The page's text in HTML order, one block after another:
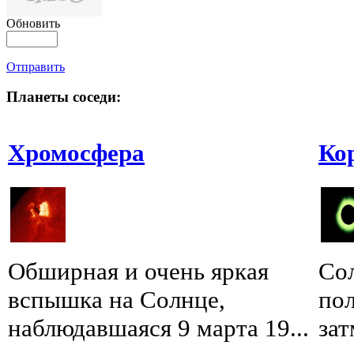
Обновить
Отправить
Планеты соседи:
Хромосфера
Обширная и очень яркая
вспышка на Солнце,
наблюдавшаяся 9 марта 19...